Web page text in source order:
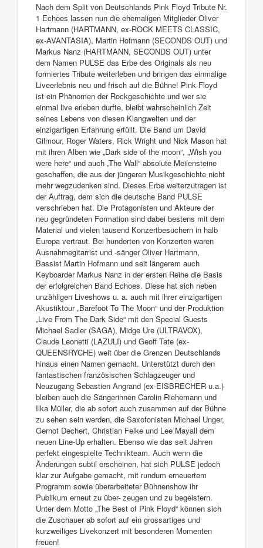
Nach dem Split von Deutschlands Pink Floyd Tribute Nr.
1 Echoes lassen nun die ehemaligen Mitglieder Oliver
Hartmann (HARTMANN, ex-ROCK MEETS CLASSIC,
ex-AVANTASIA), Martin Hofmann (SECONDS OUT) und
Markus Nanz (HARTMANN, SECONDS OUT) unter
dem Namen PULSE das Erbe des Originals als neu
formiertes Tribute weiterleben und bringen das einmalige
Liveerlebnis neu und frisch auf die Bühne! Pink Floyd
ist ein Phänomen der Rockgeschichte und wer sie
einmal live erleben durfte, bleibt wahrscheinlich Zeit
seines Lebens von diesen Klangwelten und der
einzigartigen Erfahrung erfüllt. Die Band um David
Gilmour, Roger Waters, Rick Wright und Nick Mason hat
mit ihren Alben wie „Dark side of the moon“, „Wish you
were here“ und auch „The Wall“ absolute Meilensteine
geschaffen, die aus der jüngeren Musikgeschichte nicht
mehr wegzudenken sind. Dieses Erbe weiterzutragen ist
der Auftrag, dem sich die deutsche Band PULSE
verschrieben hat. Die Protagonisten und Akteure der
neu gegründeten Formation sind dabei bestens mit dem
Material und vielen tausend Konzertbesuchern in halb
Europa vertraut. Bei hunderten von Konzerten waren
Ausnahmegitarrist und -sänger Oliver Hartmann,
Bassist Martin Hofmann und seit längerem auch
Keyboarder Markus Nanz in der ersten Reihe die Basis
der erfolgreichen Band Echoes. Diese hat sich neben
unzähligen Liveshows u. a. auch mit ihrer einzigartigen
Akustiktour „Barefoot To The Moon“ und der Produktion
„Live From The Dark Side“ mit den Special Guests
Michael Sadler (SAGA), Midge Ure (ULTRAVOX),
Claude Leonetti (LAZULI) und Geoff Tate (ex-
QUEENSRYCHE) weit über die Grenzen Deutschlands
hinaus einen Namen gemacht. Unterstützt durch den
fantastischen französischen Schlagzeuger und
Neuzugang Sebastien Angrand (ex-EISBRECHER u.a.)
bleiben auch die Sängerinnen Carolin Riehemann und
Ilka Müller, die ab sofort auch zusammen auf der Bühne
zu sehen sein werden, die Saxofonisten Michael Unger,
Gernot Dechert, Christian Felke und Lee Mayall dem
neuen Line-Up erhalten. Ebenso wie das seit Jahren
perfekt eingespielte Technikteam. Auch wenn die
Änderungen subtil erscheinen, hat sich PULSE jedoch
klar zur Aufgabe gemacht, mit rundum erneuertem
Programm sowie überarbeiteter Bühnenshow ihr
Publikum erneut zu über- zeugen und zu begeistern.
Unter dem Motto „The Best of Pink Floyd“ können sich
die Zuschauer ab sofort auf ein grossartiges und
kurzweiliges Livekonzert mit besonderen Momenten
freuen!